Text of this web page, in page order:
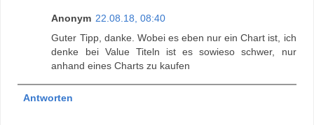
Anonym 22.08.18, 08:40
Guter Tipp, danke. Wobei es eben nur ein Chart ist, ich
denke bei Value Titeln ist es sowieso schwer, nur
anhand eines Charts zu kaufen
Antworten